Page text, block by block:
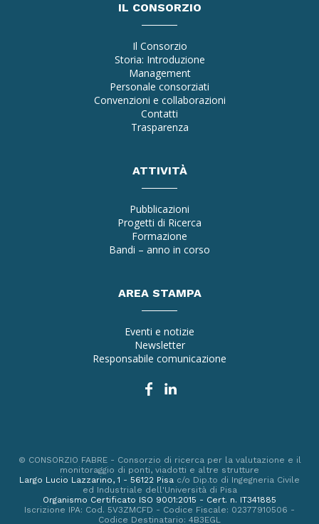
IL CONSORZIO
Il Consorzio
Storia: Introduzione
Management
Personale consorziati
Convenzioni e collaborazioni
Contatti
Trasparenza
ATTIVITÀ
Pubblicazioni
Progetti di Ricerca
Formazione
Bandi – anno in corso
AREA STAMPA
Eventi e notizie
Newsletter
Responsabile comunicazione
© CONSORZIO FABRE - Consorzio di ricerca per la valutazione e il
monitoraggio di ponti, viadotti e altre strutture
Largo Lucio Lazzarino, 1 - 56122 Pisa c/o Dip.to di Ingegneria Civile
ed Industriale dell'Università di Pisa
Organismo Certificato ISO 9001:2015 - Cert. n. IT341885
Iscrizione IPA: Cod. 5V3ZMCFD - Codice Fiscale: 02377910506 -
Codice Destinatario: 4B3EGL